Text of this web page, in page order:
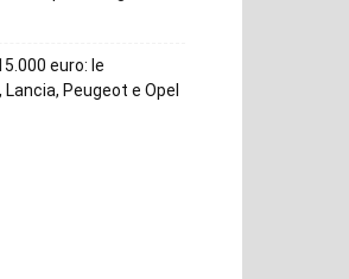
euro: le
Peugeot e Opel